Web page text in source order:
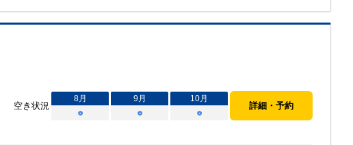
空き状況
8月 9月 10月
○
○ ○
詳細・予約